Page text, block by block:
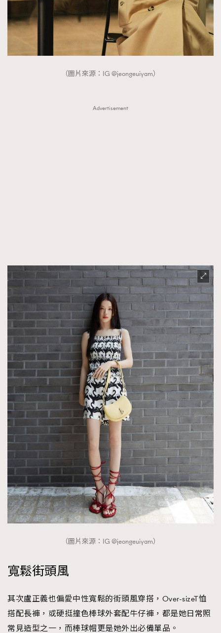
TRENDING
AFrenchMind
DressLikeAParisienne
EmpowerF
FashionWeek FigaroAesthetic
（圖片來源：IG @jeongeuiyam）
Advertisement
（圖片來源：IG @jeongeuiyam）
寬鬆街頭風
其次盧正義也偏愛中性寬鬆的街頭風穿搭，Over-sizeT恤
搭配長褲，或硬挺撞色棒球外套配牛仔褲，都是她日常照
常見造型之一，而棒球帽更是她外出必備單品。